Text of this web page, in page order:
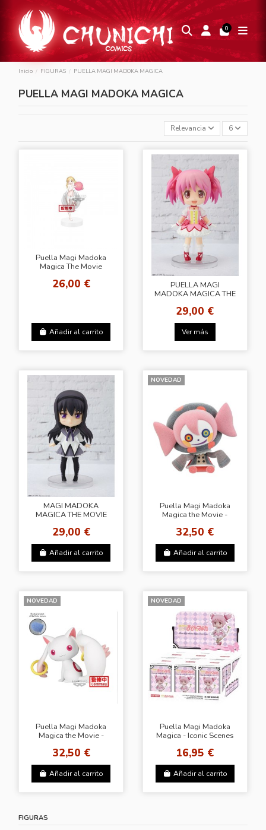
0
Inicio FIGURAS PUELLA MAGI MADOKA MAGICA
PUELLA MAGI MADOKA MAGICA
Relevancia 6
Puella Magi Madoka
Magica The Movie
Tomoe
26,00 €
Añadir al carrito
PUELLA MAGI
MADOKA MAGICA THE
FIGUARTS MINI
KANAME MADOKA
29,00 €
Ver más
MAGI MADOKA
MAGICA THE MOVIE
MINI AKEMI HOMURA
29,00 €
Añadir al carrito
NOVEDAD
Puella Magi Madoka
Magica the Movie -
～Kyubey & Bebe～
(B:Bebe)
32,50 €
Añadir al carrito
NOVEDAD
Puella Magi Madoka
Magica the Movie -
～Kyubey & Bebe～
(A:Kyubey)
32,50 €
Añadir al carrito
NOVEDAD
Puella Magi Madoka
Magica - Iconic Scenes
MART
16,95 €
Añadir al carrito
FIGURAS